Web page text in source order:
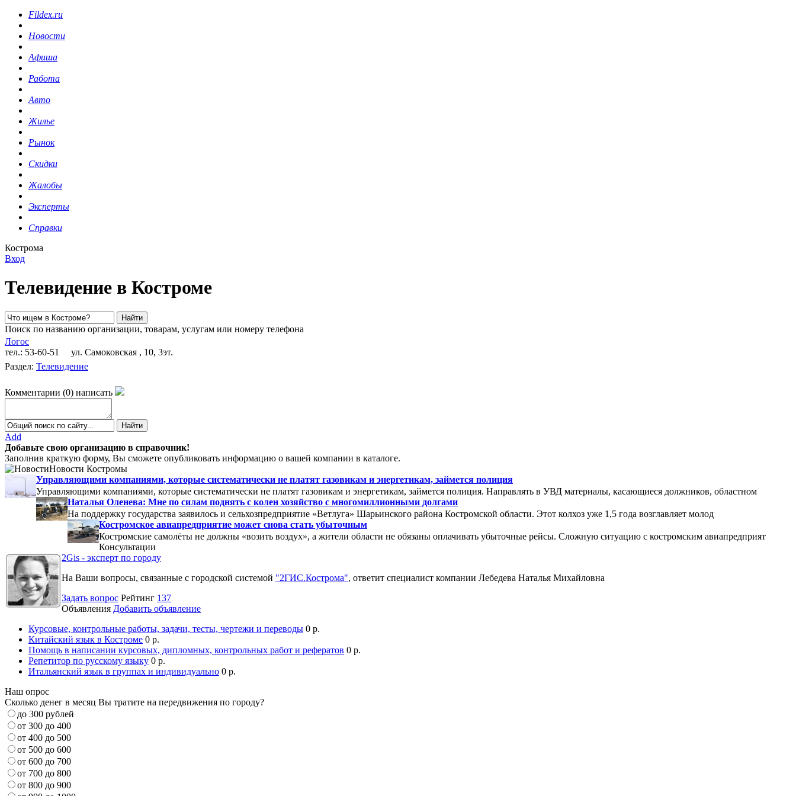
Fildex.ru
Новости
Афиша
Работа
Авто
Жилье
Рынок
Скидки
Жалобы
Эксперты
Справки
Кострома
Вход
Телевидение в Костроме
Поиск по названию организации, товарам, услугам или номеру телефона
Логос
тел.: 53-60-51
ул. Самоковская , 10, 3эт.
Раздел: Телевидение
Комментарии (0) написать
Add
Добавьте свою организацию в справочник!
Заполнив краткую форму, Вы сможете опубликовать информацию о вашей компании в каталоге.
Новости Костромы
Управляющими компаниями, которые систематически не платят газовикам и энергетикам, займется полиция
Управляющими компаниями, которые систематически не платят газовикам и энергетикам, займется полиция. Направлять в УВД материалы, касающиеся должников, областном
Наталья Оленева: Мне по силам поднять с колен хозяйство с многомиллионными долгами
На поддержку государства заявилось и сельхозпредприятие «Ветлуга» Шарьинского района Костромской области. Этот колхоз уже 1,5 года возглавляет молод
Костромское авиапредприятие может снова стать убыточным
Костромские самолёты не должны «возить воздух», а жители области не обязаны оплачивать убыточные рейсы. Сложную ситуацию с костромским авиапредприят
Консультации
2Gis - эксперт по городу
На Ваши вопросы, связанные с городской системой "2ГИС.Кострома", ответит специалист компании Лебедева Наталья Михайловна
Задать вопрос Рейтинг 137
Объявления Добавить объявление
Курсовые, контрольные работы, задачи, тесты, чертежи и переводы 0 р.
Китайский язык в Костроме 0 р.
Помощь в написании курсовых, дипломных, контрольных работ и рефератов 0 р.
Репетитор по русскому языку 0 р.
Итальянский язык в группах и индивидуально 0 р.
Наш опрос
Сколько денег в месяц Вы тратите на передвижения по городу?
до 300 рублей
от 300 до 400
от 400 до 500
от 500 до 600
от 600 до 700
от 700 до 800
от 800 до 900